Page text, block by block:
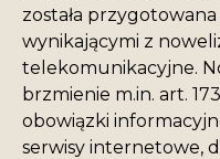
została
wynikającymi z
telekomunikacyjne.
brzmienie m.in. art.
obowiązki
serwisy internetowe,